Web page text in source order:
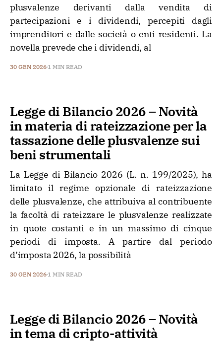
plusvalenze derivanti dalla vendita di
partecipazioni e i dividendi, percepiti dagli
imprenditori e dalle società o enti residenti. La
novella prevede che i dividendi, al
30 GEN 2026 1 MIN READ
Legge di Bilancio 2026 – Novità
in materia di rateizzazione per la
tassazione delle plusvalenze sui
beni strumentali
La Legge di Bilancio 2026 (L. n. 199/2025), ha
limitato il regime opzionale di rateizzazione
delle plusvalenze, che attribuiva al contribuente
la facoltà di rateizzare le plusvalenze realizzate
in quote costanti e in un massimo di cinque
periodi di imposta. A partire dal periodo
d’imposta 2026, la possibilità
30 GEN 2026 1 MIN READ
Legge di Bilancio 2026 – Novità
in tema di cripto-attività